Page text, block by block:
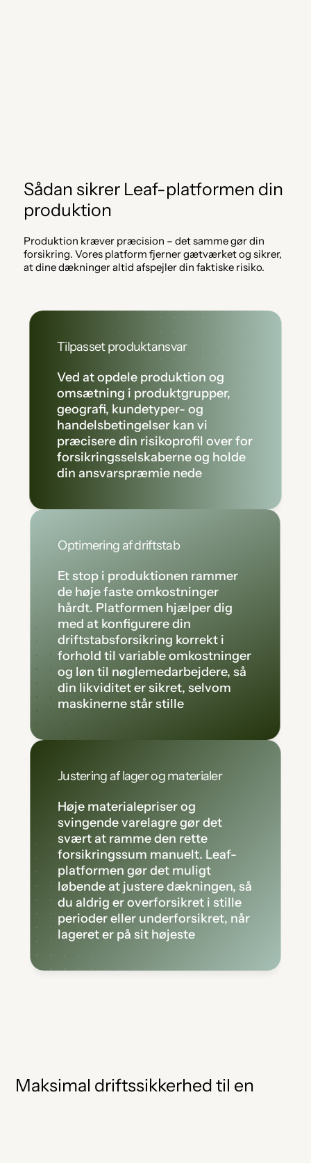
Sådan sikrer Leaf-platformen din
produktion
Produktion kræver præcision – det samme gør din
forsikring. Vores platform fjerner gætværket og sikrer,
at dine dækninger altid afspejler din faktiske risiko.
Tilpasset produktansvar
Ved at opdele produktion og
omsætning i produktgrupper,
geografi, kundetyper- og
handelsbetingelser kan vi
præcisere din risikoprofil over for
forsikringsselskaberne og holde
din ansvarspræmie nede
Optimering af driftstab
Et stop i produktionen rammer
de høje faste omkostninger
hårdt. Platformen hjælper dig
med at konfigurere din
driftstabsforsikring korrekt i
forhold til variable omkostninger
og løn til nøglemedarbejdere, så
din likviditet er sikret, selvom
maskinerne står stille
Justering af lager og materialer
Høje materialepriser og
svingende varelagre gør det
svært at ramme den rette
forsikringssum manuelt. Leaf-
platformen gør det muligt
løbende at justere dækningen, så
du aldrig er overforsikret i stille
perioder eller underforsikret, når
lageret er på sit højeste
Maksimal driftssikkerhed til en